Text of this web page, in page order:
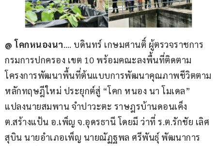
@ โคกหนองนา…. บดินทร์ เกษมศานติ์ ผู้ตรวจราชการ
กรมการปกครอง เขต 10 พร้อมคณะลงพื้นที่ติดตาม
โครงการพัฒนาพื้นที่ต้นแบบการพัฒนาคุณภาพชีวิตตาม
หลักทฤษฎีใหม่ ประยุกต์สู่ “โคก หนอง นา โมเดล”
แปลงนายสมพาน จำปาวะตะ ราษฎรบ้านดอนเค็ง
ต.สร้างแป้น อ.เพ็ญ จ.อุดรธานี โดยมี ว่าที่ ร.ต.รักชัย เลิศ
สุบิน นายอำเภอเพ็ญ นายณัฏฐพล ศรีพันธุ์ พัฒนาการ